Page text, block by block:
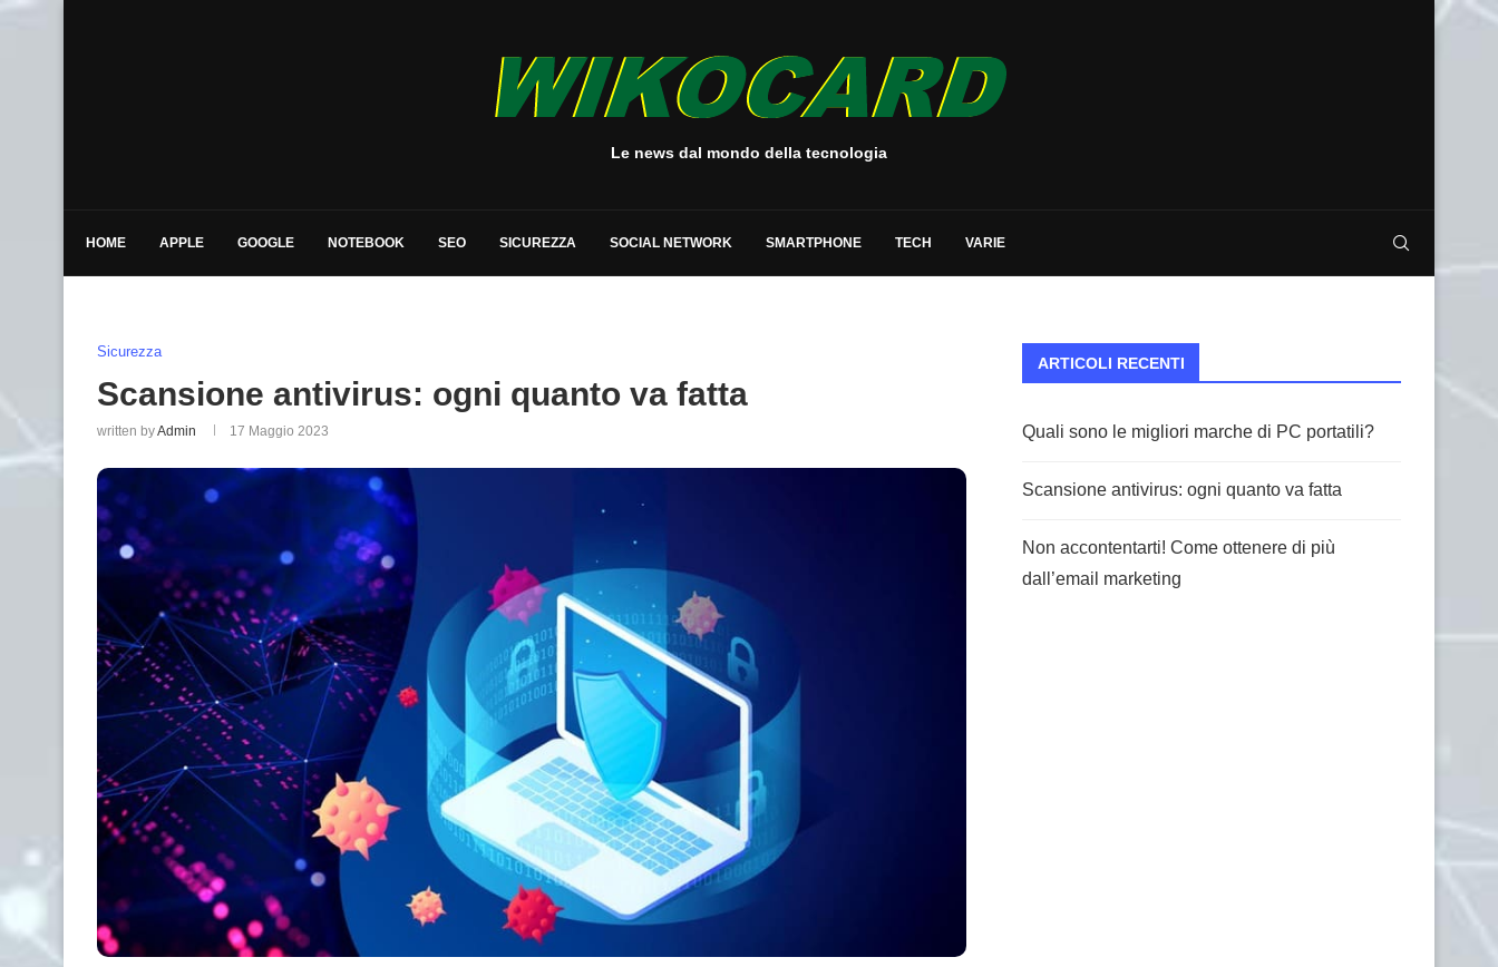
Le news dal mondo della tecnologia
HOME APPLE GOOGLE NOTEBOOK SEO SICUREZZA SOCIAL NETWORK SMARTPHONE TECH VARIE
Sicurezza
Scansione antivirus: ogni quanto va fatta
written byAdmin 17 Maggio 2023
ARTICOLI RECENTI
Quali sono le migliori marche di PC portatili?
Scansione antivirus: ogni quanto va fatta
Non accontentarti! Come ottenere di più
dall’email marketing